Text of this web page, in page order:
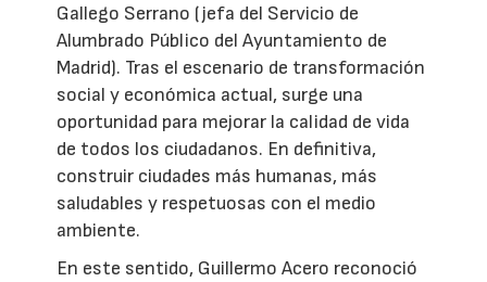
Gallego Serrano (jefa del Servicio de
Alumbrado Público del Ayuntamiento de
Madrid). Tras el escenario de transformación
social y económica actual, surge una
oportunidad para mejorar la calidad de vida
de todos los ciudadanos. En definitiva,
construir ciudades más humanas, más
saludables y respetuosas con el medio
ambiente.
En este sentido, Guillermo Acero reconoció